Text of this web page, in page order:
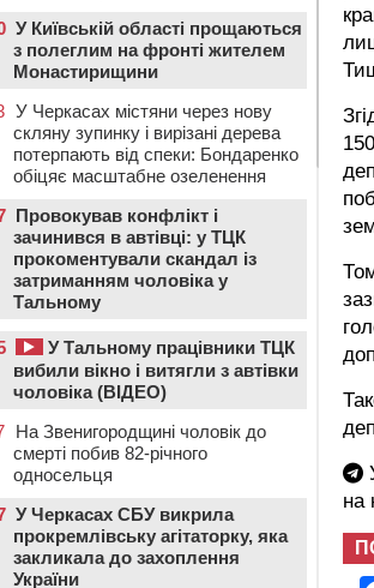
на
У Київській області прощаються
з полеглим на фронті жителем
Монастирищини
У Черкасах містяни через нову
скляну зупинку і вирізані дерева
потерпають від спеки: Бондаренко
обіцяє масштабне озеленення
Провокував конфлікт і
зачинився в автівці: у ТЦК
прокоментували скандал із
затриманням чоловіка у
Тальному
У Тальному працівники ТЦК
вибили вікно і витягли з автівки
чоловіка (ВІДЕО)
На Звенигородщині чоловік до
смерті побив 82-річного
односельця
У Черкасах СБУ викрила
прокремлівську агітаторку, яка
закликала до захоплення
України